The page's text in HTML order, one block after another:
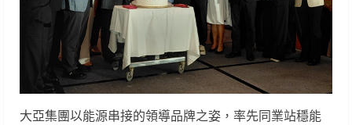
大亞集團以能源串接的領導品牌之姿，率先同業站穩能